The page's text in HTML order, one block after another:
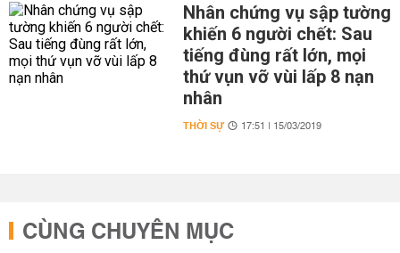
Nhân chứng vụ sập tường
khiến 6 người chết: Sau
tiếng đùng rất lớn, mọi
thứ vụn vỡ vùi lấp 8 nạn
nhân
THỜI SỰ 17:51 | 15/03/2019
CÙNG CHUYÊN MỤC